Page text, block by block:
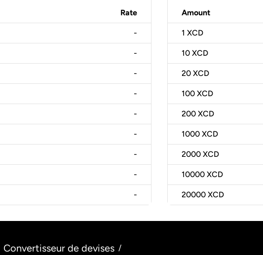
Rate
-
-
-
-
-
-
-
-
-
Amount
1 XCD
10 XCD
20 XCD
100 XCD
200 XCD
1000 XCD
2000 XCD
10000 XCD
20000 XCD
Convertisseur de devises /